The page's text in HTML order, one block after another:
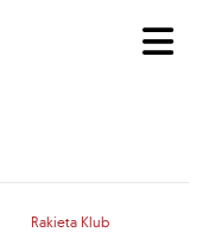
Rakieta Klub